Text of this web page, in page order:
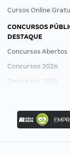
Cursos Online
CONCURSOS
DESTAQUE
Concursos Abertos
Concursos 2026
Concursos 2025
Concurso Ibama
Concurso MPU
Editais publicados